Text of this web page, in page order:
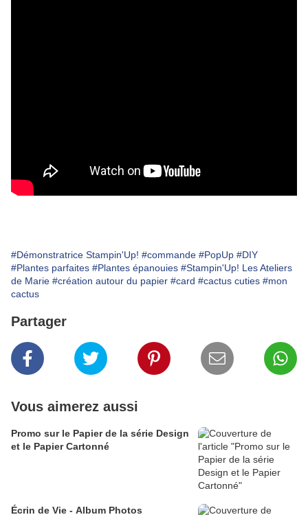
#Démonstratrice Stampin'Up! #commande #PopUp #DIY
#Plantes parfaites #Plantes épanouies #Stampin'Up! Les Ateliers
de Marie #création autour du papier #card #cactus cuties #mon
cactus
Partager
Vous aimerez aussi
Promo sur le Papier de la série Design
et le Papier Cartonné
Écrin de Vie - Album Photos